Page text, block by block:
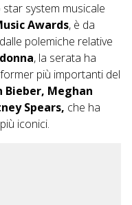
system musicale
Awards, è da
polemiche relative
, la serata ha
più importanti del
Bieber, Meghan
Spears, che ha
iconici.